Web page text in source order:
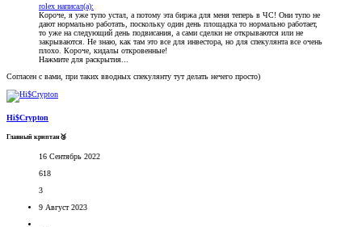
rolex написал(а):
Короче, я уже тупо устал, а потому эта биржа для меня теперь в ЧС! Они тупо не
дают нормально работать, поскольку один день площадка то нормально работает,
то уже на следующий день подвисания, а сами сделки не открываются или не
закрываются. Не знаю, как там это все для инвестора, но для спекулянта все очень
плохо. Короче, кидалы откровенные!
Нажмите для раскрытия...
Согласен с вами, при таких вводных спекулянту тут делать нечего просто)
Hi$Crypton
Главный криптан🥉
16 Сентябрь 2022
618
3
9 Август 2023